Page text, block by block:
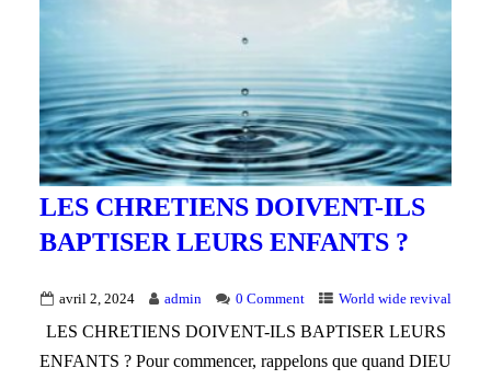
LES CHRETIENS DOIVENT-ILS
BAPTISER LEURS ENFANTS ?
avril 2, 2024 admin 0 Comment World wide revival
LES CHRETIENS DOIVENT-ILS BAPTISER LEURS
ENFANTS ? Pour commencer, rappelons que quand DIEU